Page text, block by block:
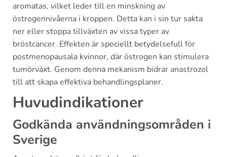
aromatas, vilket leder till en minskning av
östrogennivåerna i kroppen. Detta kan i sin tur sakta
ner eller stoppa tillväxten av vissa typer av
bröstcancer. Effekten är speciellt betydelsefull för
postmenopausala kvinnor, där östrogen kan stimulera
tumörväxt. Genom denna mekanism bidrar anastrozol
till att skapa effektiva behandlingsplaner.
Huvudindikationer
Godkända användningsområden i
Sverige